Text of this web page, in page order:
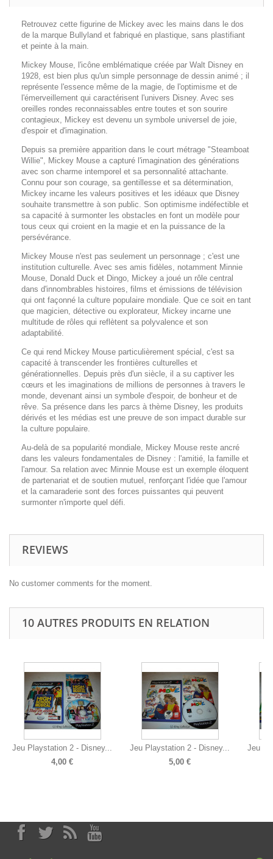
Retrouvez cette figurine de Mickey avec les mains dans le dos
de la marque Bullyland et fabriqué en plastique, sans plastifiant
et peinte à la main.
Mickey Mouse, l'icône emblématique créée par Walt Disney en
1928, est bien plus qu'un simple personnage de dessin animé ; il
représente l'essence même de la magie, de l'optimisme et de
l'émerveillement qui caractérisent l'univers Disney. Avec ses
oreilles rondes reconnaissables entre toutes et son sourire
contagieux, Mickey est devenu un symbole universel de joie,
d'espoir et d'imagination.
Depuis sa première apparition dans le court métrage "Steamboat
Willie", Mickey Mouse a capturé l'imagination des générations
avec son charme intemporel et sa personnalité attachante.
Connu pour son courage, sa gentillesse et sa détermination,
Mickey incarne les valeurs positives et les idéaux que Disney
souhaite transmettre à son public. Son optimisme indéfectible et
sa capacité à surmonter les obstacles en font un modèle pour
tous ceux qui croient en la magie et en la puissance de la
persévérance.
Mickey Mouse n'est pas seulement un personnage ; c'est une
institution culturelle. Avec ses amis fidèles, notamment Minnie
Mouse, Donald Duck et Dingo, Mickey a joué un rôle central
dans d'innombrables histoires, films et émissions de télévision
qui ont façonné la culture populaire mondiale. Que ce soit en tant
que magicien, détective ou explorateur, Mickey incarne une
multitude de rôles qui reflètent sa polyvalence et son
adaptabilité.
Ce qui rend Mickey Mouse particulièrement spécial, c'est sa
capacité à transcender les frontières culturelles et
générationnelles. Depuis près d'un siècle, il a su captiver les
cœurs et les imaginations de millions de personnes à travers le
monde, devenant ainsi un symbole d'espoir, de bonheur et de
rêve. Sa présence dans les parcs à thème Disney, les produits
dérivés et les médias est une preuve de son impact durable sur
la culture populaire.
Au-delà de sa popularité mondiale, Mickey Mouse reste ancré
dans les valeurs fondamentales de Disney : l'amitié, la famille et
l'amour. Sa relation avec Minnie Mouse est un exemple éloquent
de partenariat et de soutien mutuel, renforçant l'idée que l'amour
et la camaraderie sont des forces puissantes qui peuvent
surmonter n'importe quel défi.
REVIEWS
No customer comments for the moment.
10 AUTRES PRODUITS EN RELATION
Jeu Playstation 2 - Disney...
4,00 €
Jeu Playstation 2 - Disney...
5,00 €
Jeu